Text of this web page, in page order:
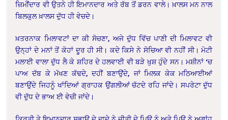
ਜ਼ਿਮੀਂਦਾਰ ਵੀ ਉਤਨੇ ਹੀ ਇਮਾਨਦਾਰ ਅਤੇ ਰੱਬ ਤੋਂ ਡਰਨ ਵਾਲੇ। ਖ਼ਾਲਸ ਮਨ ਨਾਲ
ਬਿਲਕੁਲ ਖ਼ਾਲਸ ਦੁੱਧ ਹੀ ਵੇਚਦੇ।
ਖ਼ਤਰਨਾਕ ਮਿਲਾਵਟਾਂ ਦਾ ਕੀ ਸੋਚਣਾ, ਅਜੇ ਦੁੱਧ ਵਿੱਚ ਪਾਣੀ ਦੀ ਮਿਲਾਵਟ ਵੀ
ਉਨ੍ਹਾਂ ਦੇ ਮਨਾਂ ਤੋਂ ਕੋਹਾਂ ਦੂਰ ਹੀ ਸੀ। ਕਦੇ ਕਿਸੇ ਨੇ ਸੋਚਿਆ ਵੀ ਨਹੀਂ ਸੀ। ਮੋਟੀ
ਮਲਾਈ ਵਾਲਾ ਦੁੱਧ ਲੈ ਕੇ ਸ਼ਹਿਰ ਦੇ ਹਲਵਾਈ ਵੀ ਬੜੇ ਖੁਸ਼ ਹੁੰਦੇ ਸਨ। ਮਸ਼ੀਨਾਂ ‘ਚ
ਪਾਅ ਦੱਬ ਕੇ ਮੱਖਣ ਕੱਢਦੇ, ਦਹੀਂ ਬਣਾਉਂਦੇ, ਜਾਂ ਮਿਲਕ ਕੇਕ ਮਠਿਆਈਆਂ
ਬਣਾਉਂਦੇ ਜਿਹਨੂੰ ਖਾਂਦਿਆਂ ਗ੍ਰਾਹਕ ਉਂਗਲੀਆਂ ਚੱਟਦੇ ਰਹਿ ਜਾਂਦੇ। ਸਪਰੇਟਾ ਦੁੱਧ
ਵੀ ਦੁੱਧ ਦੇ ਭਾਅ ਈ ਵੇਚੀ ਜਾਂਦੇ।